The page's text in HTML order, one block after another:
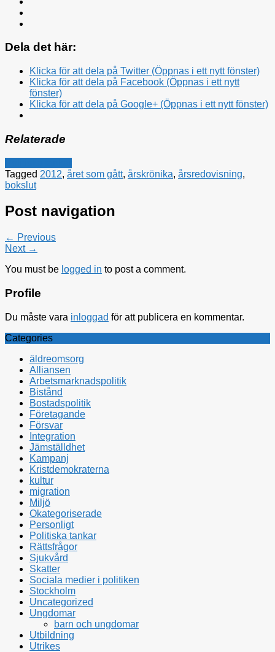
Dela det här:
Klicka för att dela på Twitter (Öppnas i ett nytt fönster)
Klicka för att dela på Facebook (Öppnas i ett nytt
fönster)
Klicka för att dela på Google+ (Öppnas i ett nytt fönster)
Relaterade
Tagged 2012, året som gått, årskrönika, årsredovisning,
bokslut
Post navigation
← Previous
Next →
You must be logged in to post a comment.
Profile
Du måste vara inloggad för att publicera en kommentar.
Categories
äldreomsorg
Alliansen
Arbetsmarknadspolitik
Bistånd
Bostadspolitik
Företagande
Försvar
Integration
Jämställdhet
Kampanj
Kristdemokraterna
kultur
migration
Miljö
Okategoriserade
Personligt
Politiska tankar
Rättsfrågor
Sjukvård
Skatter
Sociala medier i politiken
Stockholm
Uncategorized
Ungdomar
barn och ungdomar
Utbildning
Utrikes